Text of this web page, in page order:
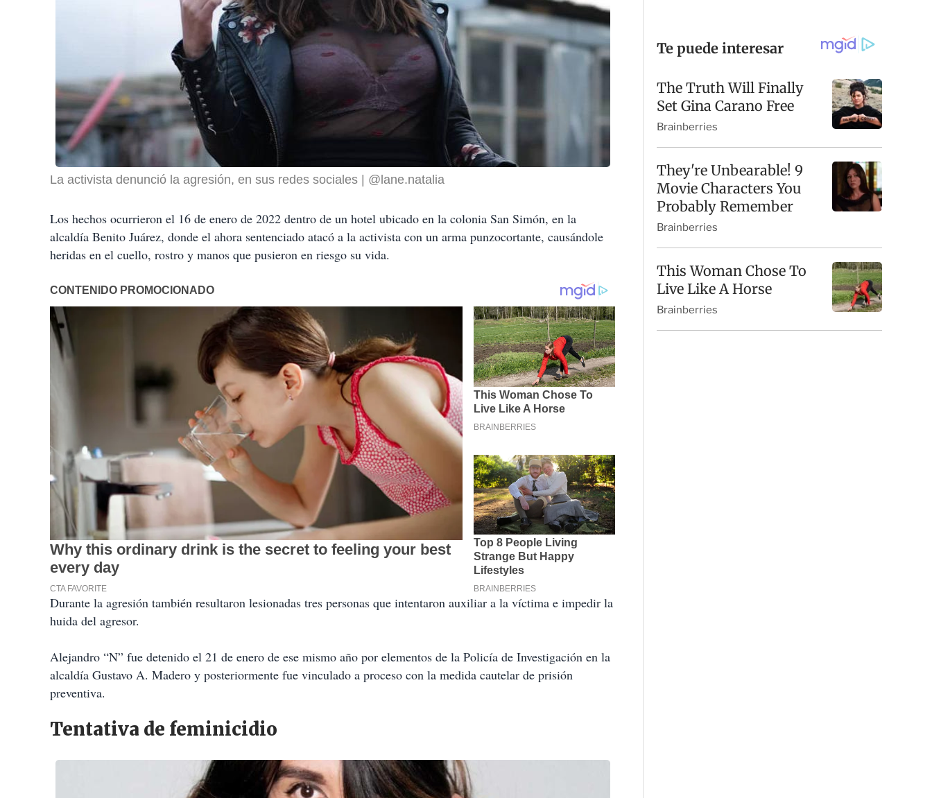
La activista denunció la agresión, en sus redes sociales | @lane.natalia
Los hechos ocurrieron el 16 de enero de 2022 dentro de un hotel ubicado en la colonia San Simón, en la
alcaldía Benito Juárez, donde el ahora sentenciado atacó a la activista con un arma punzocortante, causándole
heridas en el cuello, rostro y manos que pusieron en riesgo su vida.
Durante la agresión también resultaron lesionadas tres personas que intentaron auxiliar a la víctima e impedir la
huida del agresor.
Alejandro “N” fue detenido el 21 de enero de ese mismo año por elementos de la Policía de Investigación en la
alcaldía Gustavo A. Madero y posteriormente fue vinculado a proceso con la medida cautelar de prisión
preventiva.
Tentativa de feminicidio